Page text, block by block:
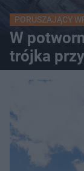
PORUSZAJĄCY
W
trójka